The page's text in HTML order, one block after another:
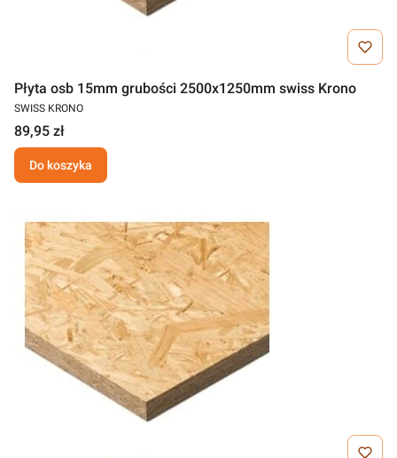
Płyta osb 15mm grubości 2500x1250mm swiss Krono
SWISS KRONO
89,95 zł
Do koszyka